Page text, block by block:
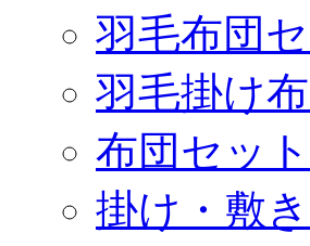
羽毛布団
羽毛掛け
布団セッ
掛け・敷